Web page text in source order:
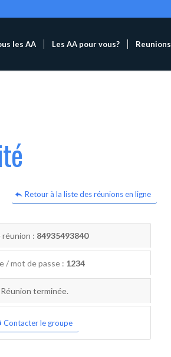
les AA Les AA pour vous? Reunions
Retour à la liste des réunions en ligne
réunion : 84935493840
/ mot de passe : 1234
Réunion terminée.
Contacter le groupe